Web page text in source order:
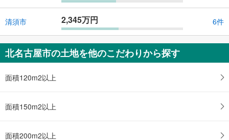
清須市 2,345万円 6件
北名古屋市の土地を他のこだわりから探す
面積120m2以上
面積150m2以上
面積200m2以上